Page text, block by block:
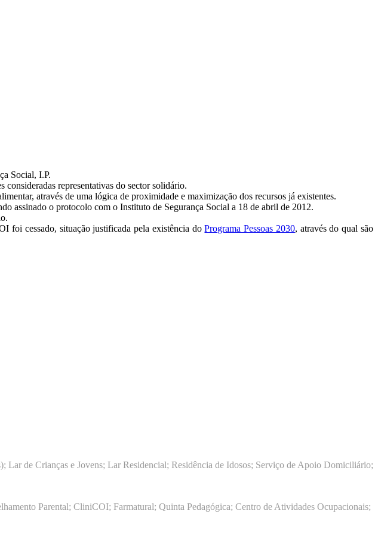
Social, I.P.
representativas do sector solidário.
através de uma lógica de proximidade e maximização dos recursos já existentes.
assinado o protocolo com o Instituto de Segurança Social a 18 de abril de 2012.
foi cessado, situação justificada pela existência doPrograma Pessoas 2030, através do qual são
de Crianças e Jovens; Lar Residencial; Residência de Idosos; Serviço de Apoio Domiciliário;
Parental; CliniCOI; Farmatural; Quinta Pedagógica; Centro de Atividades Ocupacionais;